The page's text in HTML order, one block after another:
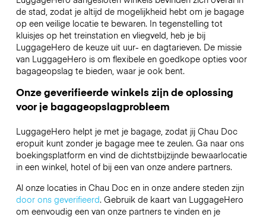
de stad, zodat je altijd de mogelijkheid hebt om je bagage
op een veilige locatie te bewaren. In tegenstelling tot
kluisjes op het treinstation en vliegveld, heb je bij
LuggageHero de keuze uit uur- en dagtarieven. De missie
van LuggageHero is om flexibele en goedkope opties voor
bagageopslag te bieden, waar je ook bent.
Onze geverifieerde winkels zijn de oplossing
voor je bagageopslagprobleem
LuggageHero helpt je met je bagage, zodat jij Chau Doc
eropuit kunt zonder je bagage mee te zeulen. Ga naar ons
boekingsplatform en vind de dichtstbijzijnde bewaarlocatie
in een winkel, hotel of bij een van onze andere partners.
Al onze locaties in Chau Doc en in onze andere steden zijn
door ons geverifieerd. Gebruik de kaart van LuggageHero
om eenvoudig een van onze partners te vinden en je